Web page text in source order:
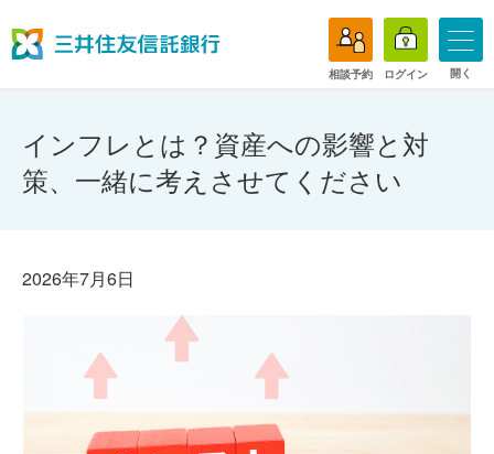
相談予約 ログイン 開く
インフレとは？資産への影響と対
策、一緒に考えさせてください
2026年7月6日